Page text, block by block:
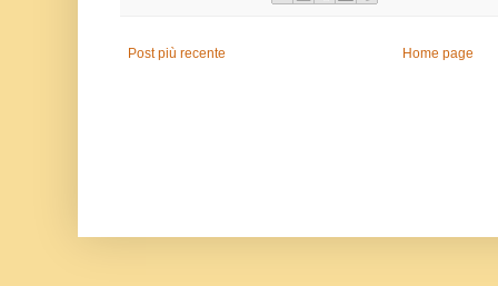
Post più recente Home page